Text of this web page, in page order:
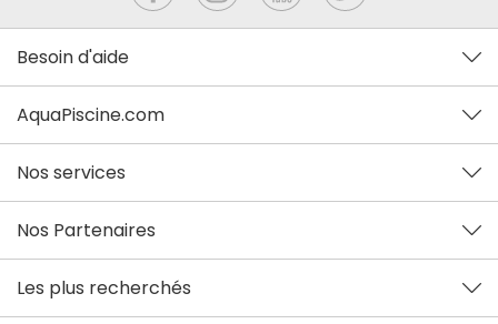
Besoin d'aide
AquaPiscine.com
Nos services
Nos Partenaires
Les plus recherchés